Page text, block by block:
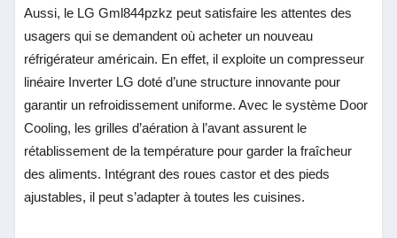
Aussi, le LG Gml844pzkz peut satisfaire les attentes des
usagers qui se demandent où acheter un nouveau
réfrigérateur américain. En effet, il exploite un compresseur
linéaire Inverter LG doté d’une structure innovante pour
garantir un refroidissement uniforme. Avec le système Door
Cooling, les grilles d’aération à l’avant assurent le
rétablissement de la température pour garder la fraîcheur
des aliments. Intégrant des roues castor et des pieds
ajustables, il peut s’adapter à toutes les cuisines.